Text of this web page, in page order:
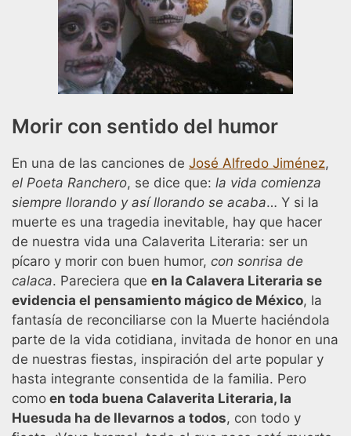
Morir con sentido del humor
En una de las canciones de José Alfredo Jiménez,
el Poeta Ranchero, se dice que: la vida comienza
siempre llorando y así llorando se acaba… Y si la
muerte es una tragedia inevitable, hay que hacer
de nuestra vida una Calaverita Literaria: ser un
pícaro y morir con buen humor, con sonrisa de
calaca. Pareciera que en la Calavera Literaria se
evidencia el pensamiento mágico de México, la
fantasía de reconciliarse con la Muerte haciéndola
parte de la vida cotidiana, invitada de honor en una
de nuestras fiestas, inspiración del arte popular y
hasta integrante consentida de la familia. Pero
como en toda buena Calaverita Literaria, la
Huesuda ha de llevarnos a todos, con todo y